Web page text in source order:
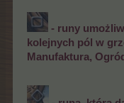
- runy
kolejnych pól w
Manufaktura,